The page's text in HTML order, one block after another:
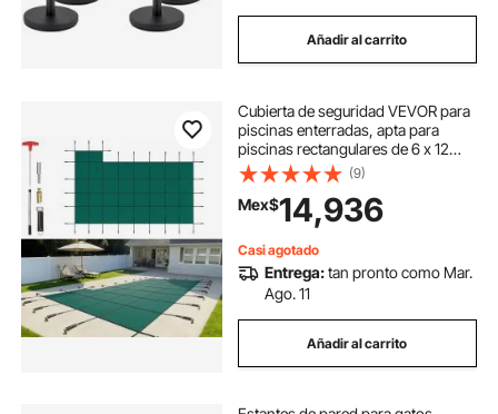
Añadir al carrito
Cubierta de seguridad VEVOR para
piscinas enterradas, apta para
piscinas rectangulares de 6 x 12
metros (20 pies x 40 pies), con
escalón lateral derecho, triple
costura, malla de PP de alta
resistencia, buena permeabilidad a
la lluvia, incluye accesorios de
instalación.
(9)
Mex$14,936
Casi agotado
Entrega:tan pronto como Mar.
Ago. 11
Añadir al carrito